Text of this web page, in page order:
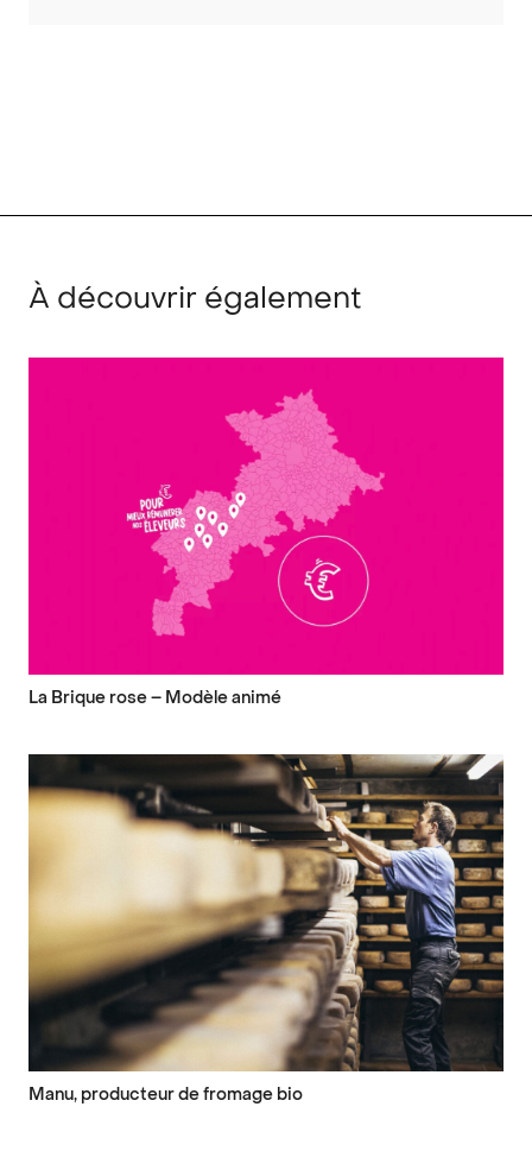
À découvrir également
La Brique rose – Modèle animé
Manu, producteur de fromage bio